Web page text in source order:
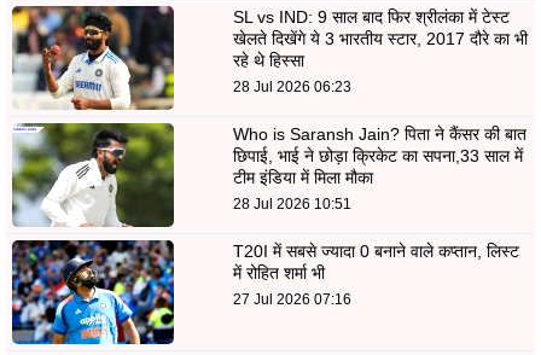
SL vs IND: 9 साल बाद फिर श्रीलंका में टेस्ट
खेलते दिखेंगे ये 3 भारतीय स्टार, 2017 दौरे का भी
रहे थे हिस्सा
28 Jul 2026 06:23
Who is Saransh Jain? पिता ने कैंसर की बात
छिपाई, भाई ने छोड़ा क्रिकेट का सपना,33 साल में
टीम इंडिया में मिला मौका
28 Jul 2026 10:51
T20I में सबसे ज्यादा 0 बनाने वाले कप्तान, लिस्ट
में रोहित शर्मा भी
27 Jul 2026 07:16